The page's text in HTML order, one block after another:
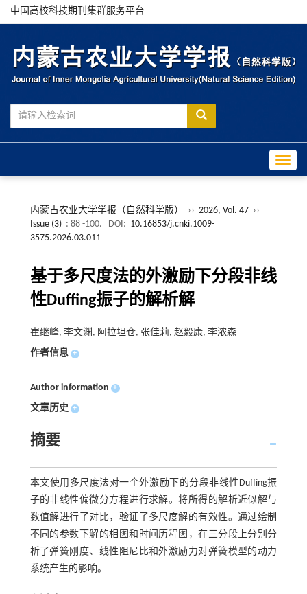
中国高校科技期刊集群服务平台
内蒙古农业大学学报（自然科学版） ›› 2026, Vol. 47 ››
Issue (3) : 88 -100. DOI: 10.16853/j.cnki.1009-
3575.2026.03.011
基于多尺度法的外激励下分段非线
性Duffing振子的解析解
崔继峰, 李文渊, 阿拉坦仓, 张佳莉, 赵毅康, 李浓森
作者信息 +
Author information +
文章历史 +
摘要
本文使用多尺度法对一个外激励下的分段非线性Duffing振
子的非线性偏微分方程进行求解。将所得的解析近似解与
数值解进行了对比，验证了多尺度解的有效性。通过绘制
不同的参数下解的相图和时间历程图，在三分段上分别分
析了弹簧刚度、线性阻尼比和外激励力对弹簧模型的动力
系统产生的影响。